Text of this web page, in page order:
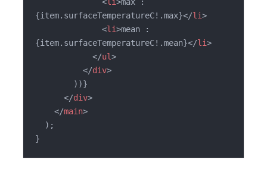
<li>max :
{item.surfaceTemperatureC!.max}</li>
<li>mean :
{item.surfaceTemperatureC!.mean}</li>
</ul>
</div>
</div>
</main>
}